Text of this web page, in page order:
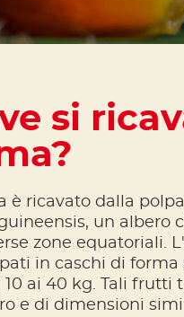
si
è ricavato dalla
un albero
zone equatoriali.
in caschi di forma
10 ai 40 kg. Tali frutti
e di dimensioni